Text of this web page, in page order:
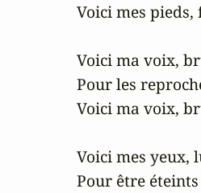
Voici mes
Voici ma voix,
Pour les
Voici ma voix,
Voici mes yeux,
Pour être